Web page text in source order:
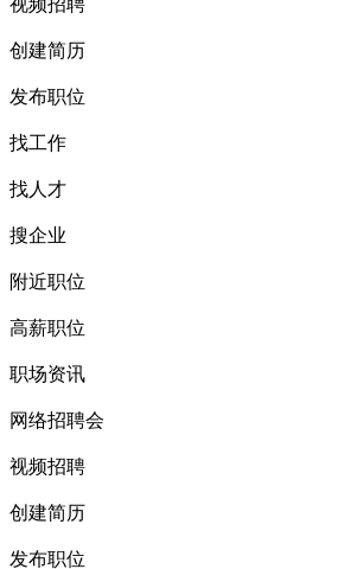
视频招聘
创建简历
发布职位
找工作
找人才
搜企业
附近职位
高薪职位
职场资讯
网络招聘会
视频招聘
创建简历
发布职位